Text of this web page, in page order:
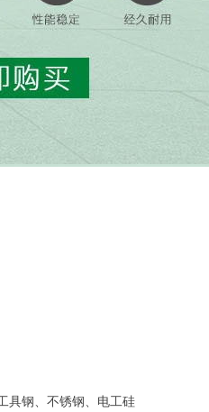
具钢、不锈钢、电工硅